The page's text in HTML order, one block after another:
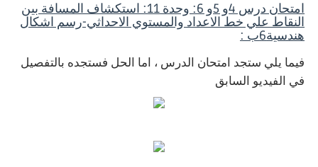
امتحان درس 4و 5و 6: وحدة 11: استكشاف المسافة بين
النقاط علي خط الاعداد والمستوي الاحداثي-رسم اشكال
هندسية6ب :
فيما يلي ستجد امتحان الدرس ، اما الحل فستجده بالتفصيل
في الفيديو السابق